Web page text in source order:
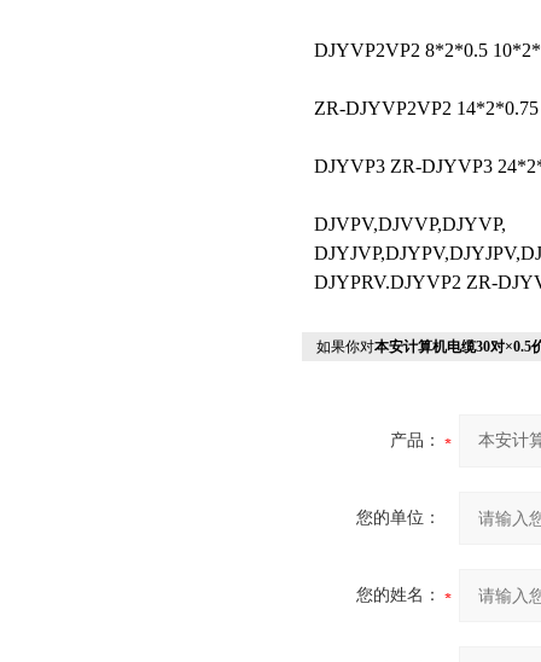
DJYVP2VP2 8*2*0.5
ZR-DJYVP2VP2
DJYVP3 ZR-DJYVP3
DJVPV,DJVVP,DJYVP,
DJYPRV.DJYVP2 ZR-
如果你对本安计算机电缆30对×0.5
产品：
您的单位：
您的姓名：